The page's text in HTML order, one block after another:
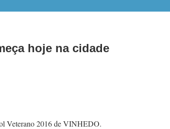
hoje na cidade
Veterano 2016 de VINHEDO.